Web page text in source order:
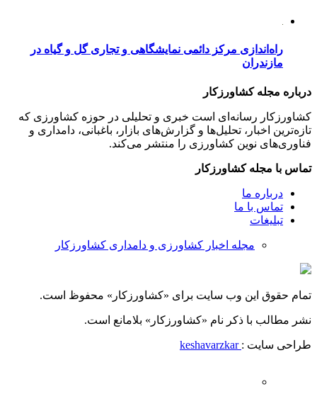
راه‌اندازی مرکز دائمی نمایشگاهی و تجاری گل و گیاه در
مازندران
درباره مجله کشاورزکار
کشاورزکار رسانه‌ای است خبری و تحلیلی در حوزه کشاورزی که
تازه‌ترین اخبار، تحلیل‌ها و گزارش‌های بازار، باغبانی، دامداری و
فناوری‌های نوین کشاورزی را منتشر می‌کند.
تماس با مجله کشاورزکار
درباره ما
تماس با ما
تبلیغات
مجله اخبار کشاورزی و دامداری کشاورزکار
تمام حقوق این وب سایت برای «کشاورزکار» محفوظ است.
نشر مطالب با ذکر نام «کشاورزکار» بلامانع است.
طراحی سایت : keshavarzkar